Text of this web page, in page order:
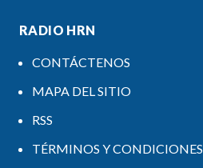
RADIO HRN
CONTÁCTENOS
MAPA DEL SITIO
RSS
TÉRMINOS Y CONDICIONES